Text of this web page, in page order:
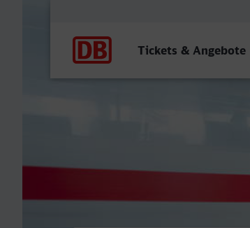
Tickets & Angebote
Göppingen -